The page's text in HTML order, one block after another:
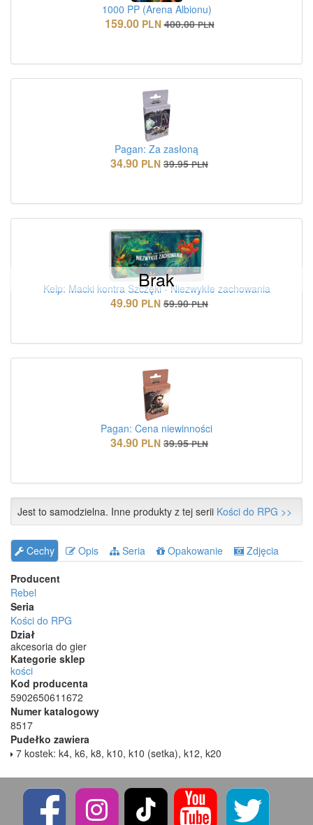
1000 PP (Arena Albionu)
159.00 PLN 400.00 PLN
Pagan: Za zasłoną
34.90 PLN 39.95 PLN
Brak
Kelp: Macki kontra Szczęki - Niezwykłe zachowania
49.90 PLN 59.90 PLN
Pagan: Cena niewinności
34.90 PLN 39.95 PLN
Jest to samodzielna. Inne produkty z tej serii Kości do RPG >>
Cechy Opis Seria Opakowanie
Zdjęcia
Producent
Rebel
Seria
Kości do RPG
Dział
akcesoria do gier
Kategorie sklep
kości
Kod producenta
5902650611672
Numer katalogowy
8517
Pudełko zawiera
7 kostek: k4, k6, k8, k10, k10 (setka), k12, k20